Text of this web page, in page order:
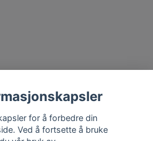
for å forbedre din
Ved å fortsette å bruke